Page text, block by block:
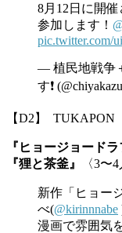
8月12日に開催
参加します！
pic.twitter.com/
— 植民地戦争
す❗
【D2】 TUKAPON
『ヒョージョードラ
『狸と茶釜』
〈3〜
新作「ヒョー
べ(@kirinnnabe
漫画で雰囲気